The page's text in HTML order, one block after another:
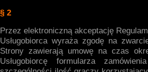
§ 2
Przez elektroniczną akceptację
Usługobiorca wyraża zgodę na
Strony zawierają umowę na czas
Usługobiorcę formularza